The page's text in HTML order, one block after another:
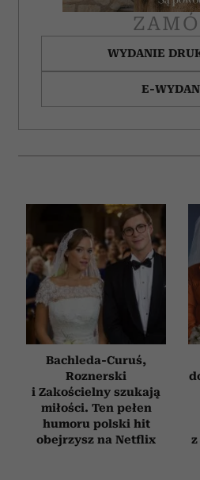
WYDANIE
E-
Bachleda-Curuś,
Roznerski
i Zakościelny szukają
miłości. Ten pełen
humoru polski hit
obejrzysz na Netflix
z